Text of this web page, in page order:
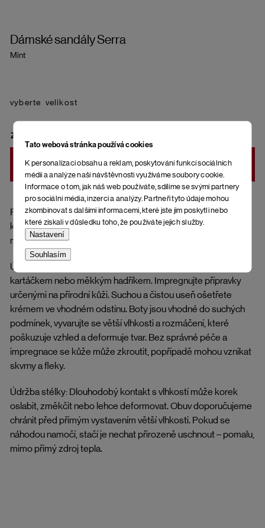
Tato webová stránka používá cookies
K personalizaci obsahu a reklam, poskytování funkcí sociálních
médií a analýze naší návštěvnosti využíváme soubory cookie.
Informace o tom, jak náš web používáte, sdílíme se svými partnery
pro sociální média, inzerci a analýzy. Partneři tyto údaje mohou
zkombinovat s dalšími informacemi, které jste jim poskytli nebo
které získali v důsledku toho, že používáte jejich služby.
Nastavení
Souhlasím
Dámské sandály Serra
Mint
Pásky přes nohy z přírodní kůže (hladká useň), ortopedická
korková stélka potažená kůží a spodní část podrážky z
materiálu EVA (ethylenvinylacetát).
Údržba hladkých usní (pásky): Nečistoty odstraníte jemným
kartáčkem nebo měkkým hadříkem. Impregnujte přípravky
určenými na přírodní kůži. Suchou a čistou useň ošetřete
krémem ve vhodném odstínu. Boty jsou vhodné do suchých
podmínek, vyvarujte se větší vlhkosti a rozmáčení, které
poškuzuje vzhled a deformuje tvar. Bez správné péče a
impregnace se kůže může zkroutit, popřípadě mohou vznikat
skvrny a fleky.
Údržba stélky: Dlouhodobý kontakt s vlhkostí může korek
oslabit, změkčit nebo lehce deformovat. Obuv doporučujeme
chránit před přímým vystavením větší vlhkosti. Pokud se
náhodou namočí, stačí je nechat přirozeně uschnout – pomalu,
mimo přímý zdroj tepla.
velikost
ZVOLTE VARIANTU
DO KOŠÍKU